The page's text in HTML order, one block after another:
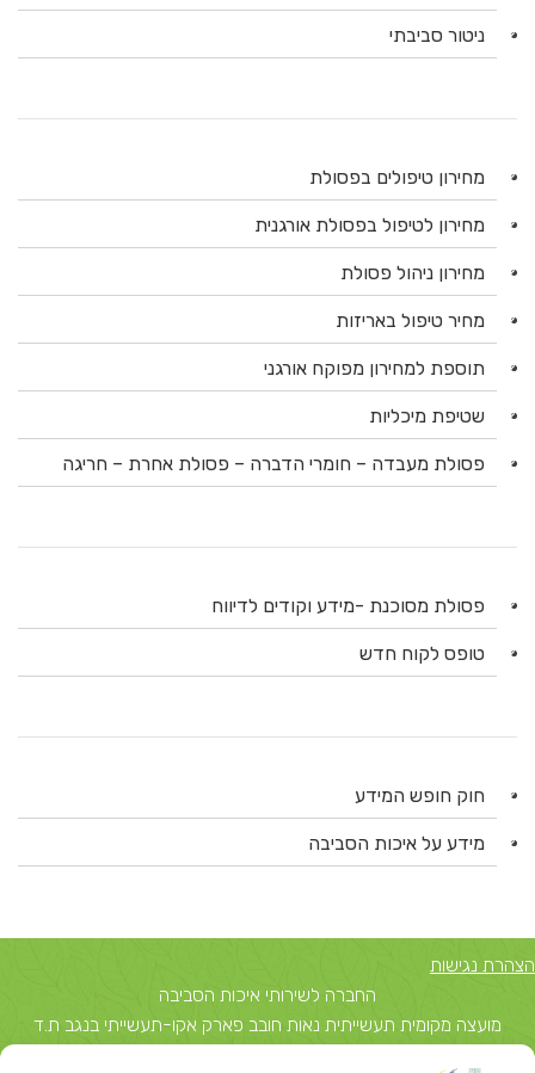
ניטור סביבתי
מחירון טיפולים בפסולת
מחירון לטיפול בפסולת אורגנית
מחירון ניהול פסולת
מחיר טיפול באריזות
תוספת למחירון מפוקח אורגני
שטיפת מיכליות
פסולת מעבדה – חומרי הדברה – פסולת אחרת – חריגה
פסולת מסוכנת -מידע וקודים לדיווח
טופס לקוח חדש
חוק חופש המידע
מידע על איכות הסביבה
הצהרת נגישות
החברה לשירותי איכות הסביבה
מועצה מקומית תעשייתית נאות חובב פארק אקו-תעשייתי בנגב ת.ד